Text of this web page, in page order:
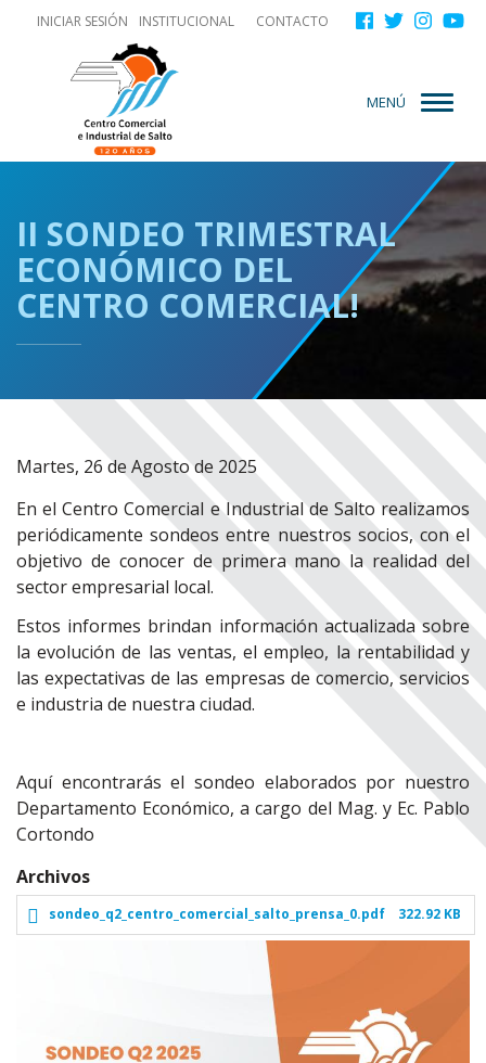
Pasar
contenido
Menú
cuenta
usuario
INICIAR SESIÓN Menu
Secundario
INSTITUCIONAL CONTACTO
MENÚ
II SONDEO TRIMESTRAL
ECONÓMICO DEL
CENTRO COMERCIAL!
Martes, 26 de Agosto de 2025
En el Centro Comercial e Industrial de Salto realizamos
periódicamente sondeos entre nuestros socios, con el
objetivo de conocer de primera mano la realidad del
sector empresarial local.
Estos informes brindan información actualizada sobre
la evolución de las ventas, el empleo, la rentabilidad y
las expectativas de las empresas de comercio, servicios
e industria de nuestra ciudad.
Aquí encontrarás el sondeo elaborados por nuestro
Departamento Económico, a cargo del Mag. y Ec. Pablo
Cortondo
Archivos
sondeo_q2_centro_comercial_salto_prensa_0.pdf 322.92 KB